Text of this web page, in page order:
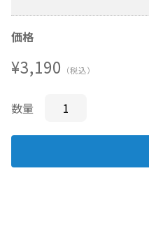
価格
¥3,190 （税込）
数量